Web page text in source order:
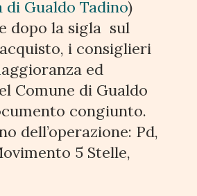
Gualdo Tadino)
dopo la sigla sul
i consiglieri
ed
Comune di Gualdo
congiunto.
dell’operazione: Pd,
5 Stelle,